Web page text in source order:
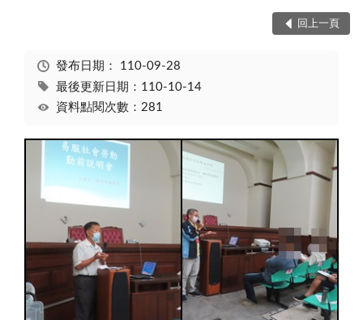
回上一頁
發布日期： 110-09-28
最後更新日期：110-10-14
資料點閱次數：281